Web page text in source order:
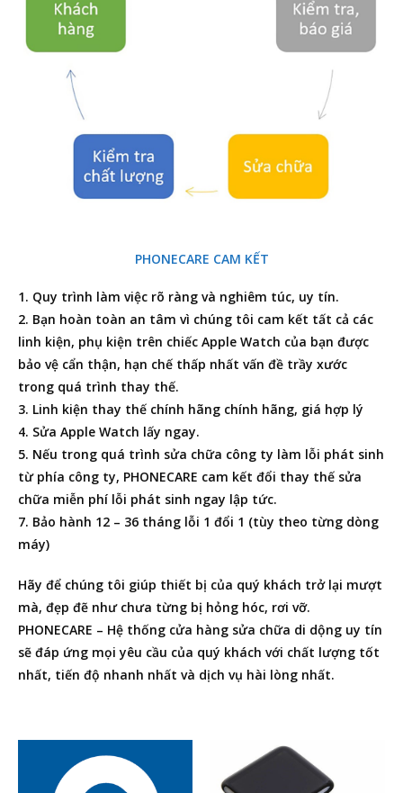
PHONECARE CAM KẾT
1. Quy trình làm việc rõ ràng và nghiêm túc, uy tín.
2. Bạn hoàn toàn an tâm vì chúng tôi cam kết tất cả các
linh kiện, phụ kiện trên chiếc Apple Watch của bạn được
bảo vệ cẩn thận, hạn chế thấp nhất vấn đề trầy xước
trong quá trình thay thế.
3. Linh kiện thay thế chính hãng chính hãng, giá hợp lý
4. Sửa Apple Watch lấy ngay.
5. Nếu trong quá trình sửa chữa công ty làm lỗi phát sinh
từ phía công ty, PHONECARE cam kết đổi thay thế sửa
chữa miễn phí lỗi phát sinh ngay lập tức.
7. Bảo hành 12 – 36 tháng lỗi 1 đổi 1 (tùy theo từng dòng
máy)
Hãy để chúng tôi giúp thiết bị của quý khách trở lại mượt
mà, đẹp đẽ như chưa từng bị hỏng hóc, rơi vỡ.
PHONECARE – Hệ thống cửa hàng sửa chữa di dộng uy tín
sẽ đáp ứng mọi yêu cầu của quý khách với chất lượng tốt
nhất, tiến độ nhanh nhất và dịch vụ hài lòng nhất.